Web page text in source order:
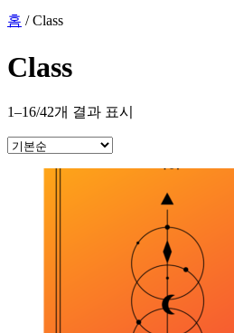
홈 / Class
Class
1–16/42개 결과 표시